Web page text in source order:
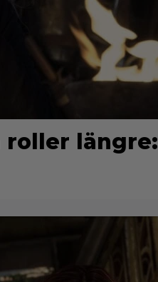
roller längre: